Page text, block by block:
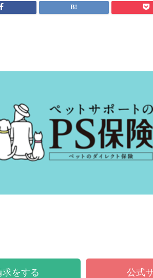
求をする 公式